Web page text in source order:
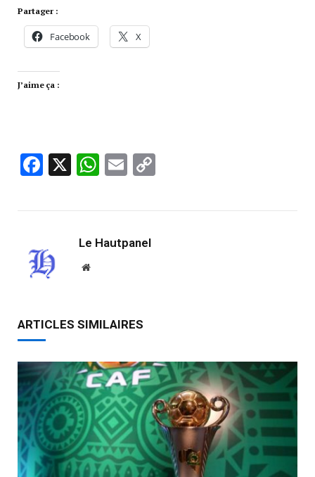
Partager :
Facebook X
J’aime ça :
Facebook
X WhatsApp
Email
Le Hautpanel
Website
ARTICLES SIMILAIRES